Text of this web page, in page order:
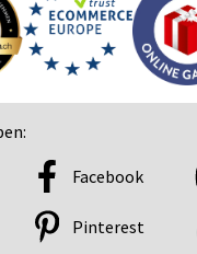
Facebook
Pinterest